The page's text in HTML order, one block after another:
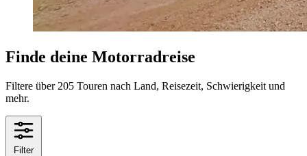
Finde deine Motorradreise
Filtere über 205 Touren nach Land, Reisezeit, Schwierigkeit und
mehr.
Filter